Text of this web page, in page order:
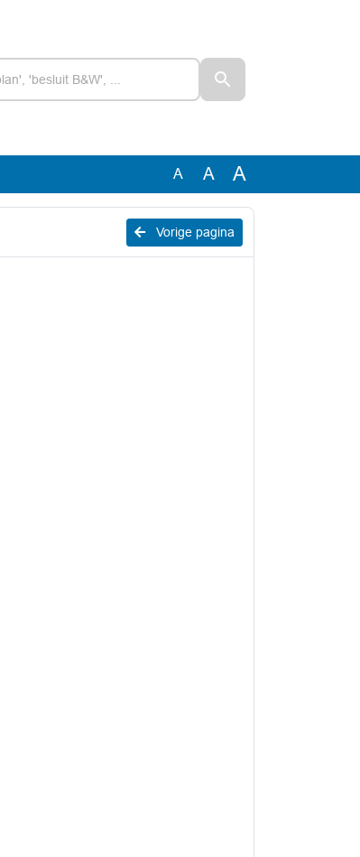
A A A
Vorige pagina